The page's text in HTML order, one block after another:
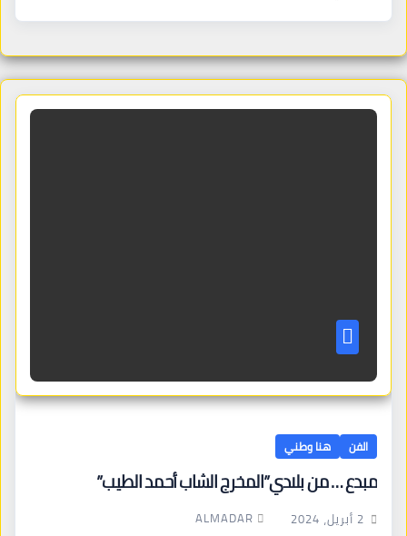
الفن هنا وطني
مبدع … من بلادي”المخرج الشاب أحمد الطيب”
2 أبريل، 2024 ALMADAR